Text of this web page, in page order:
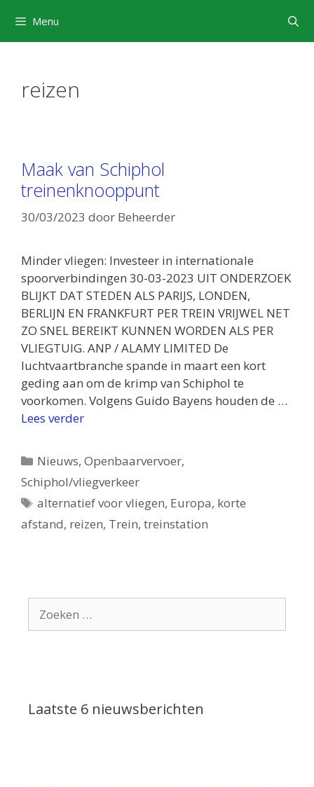
naar
de
Menu
reizen
Maak van Schiphol
treinenknooppunt
30/03/2023 door Beheerder
Minder vliegen: Investeer in internationale
spoorverbindingen 30-03-2023 UIT ONDERZOEK
BLIJKT DAT STEDEN ALS PARIJS, LONDEN,
BERLIJN EN FRANKFURT PER TREIN VRIJWEL NET
ZO SNEL BEREIKT KUNNEN WORDEN ALS PER
VLIEGTUIG. ANP / ALAMY LIMITED De
luchtvaartbranche spande in maart een kort
geding aan om de krimp van Schiphol te
voorkomen. Volgens Guido Bayens houden de …
Lees verder
Categorieën
Nieuws,Openbaarvervoer,
Schiphol/vliegverkeer
Tags
alternatief voor vliegen, Europa, korte
afstand, reizen, Trein, treinstation
naar:
Laatste 6 nieuwsberichten